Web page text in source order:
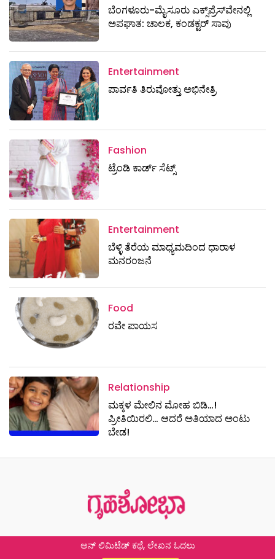
ಬೆಂಗಳೂರು-ಮೈಸೂರು ಎಕ್ಸ್​ಪ್ರೆಸ್‌ವೇನಲ್ಲಿ
ಅಪಘಾತ: ಚಾಲಕ, ಕಂಡಕ್ಟರ್ ಸಾವು
Entertainment
ಪಾರ್ವತಿ ತಿರುವೋತ್ತು ಅಭಿನೇತ್ರಿ
Fashion
ಟ್ರೆಂಡಿ ಕಾರ್ಡ್‌ ಸೆಟ್ಸ್
Entertainment
ಬೆಳ್ಳಿ ತೆರೆಯ ಮಾಧ್ಯಮದಿಂದ ಧಾರಾಳ
ಮನರಂಜನೆ
Food
ರವೇ ಪಾಯಸ
Relationship
ಮಕ್ಕಳ ಮೇಲಿನ ಮೋಹ ಬಿಡಿ…!
ಪ್ರೀತಿಯಿರಲಿ… ಆದರೆ ಅತಿಯಾದ ಅಂಟು
ಬೇಡ!
ಅನ್ ಲಿಮಿಟೆಡ್ ಕಥೆ, ಲೇಖನ ಓದಲು